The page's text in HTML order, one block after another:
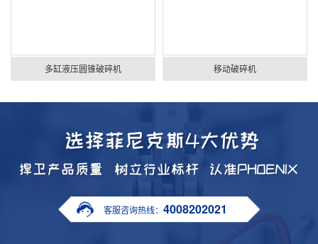
多缸液压圆锥破碎机 移动破碎机
客服咨询热线： 4008202021